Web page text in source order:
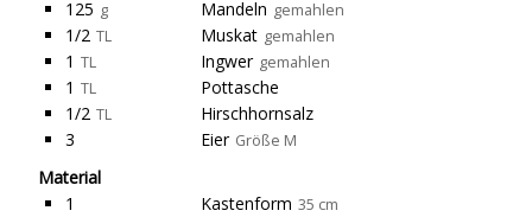
125 g Mandeln gemahlen
1/2 TL Muskat gemahlen
1 TL Ingwer gemahlen
1 TL
Pottasche
1/2 TL
Hirschhornsalz
3
Eier Größe M
Material
1
Kastenform 35 cm